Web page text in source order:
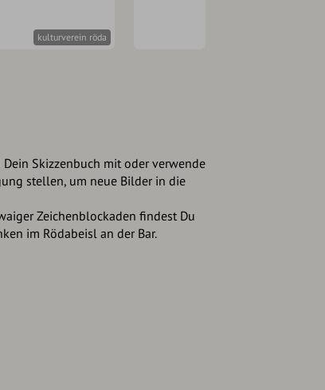
kulturverein röda
Skizzenbuch mit oder verwende
stellen, um neue Bilder in die
Zeichenblockaden findest Du
im Rödabeisl an der Bar.